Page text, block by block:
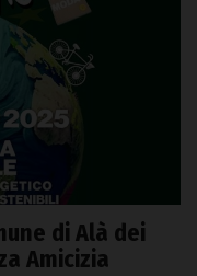
di Alà dei
Amicizia